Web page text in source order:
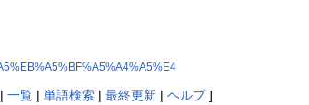
| 一覧| 単語検索| 最終更新| ヘルプ]